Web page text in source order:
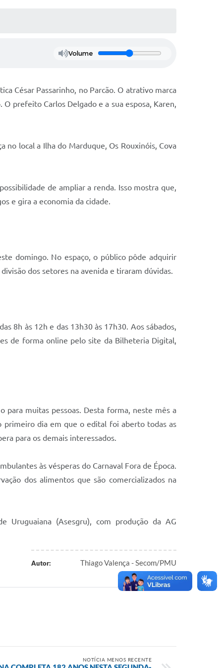
Volume
César Passarinho, no Parcão. O atrativo marca
prefeito Carlos Delgado e a sua esposa, Karen,
no local a Ilha do Marduque, Os Rouxinóis, Cova
de ampliar a renda. Isso mostra que,
e gira a economia da cidade.
domingo. No espaço, o público pôde adquirir
dos setores na avenida e tiraram dúvidas.
8h às 12h e das 13h30 às 17h30. Aos sábados,
de forma online pelo site da Bilheteria Digital,
para muitas pessoas. Desta forma, neste mês a
primeiro dia em que o edital foi aberto todas as
para os demais interessados.
às vésperas do Carnaval Fora de Época.
dos alimentos que são comercializados na
Uruguaiana (Asesgru), com produção da AG
Autor: Thiago Valença - Secom/PMU
NOTÍCIA MENOS RECENTE